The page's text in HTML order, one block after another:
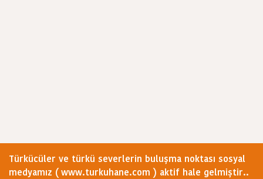
Türkücüler ve türkü severlerin buluşma noktası sosyal
medyamız ( www.turkuhane.com ) aktif hale gelmiştir..